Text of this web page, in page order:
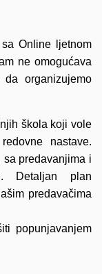
Online ljetnom
ne omogućava
organizujemo
škola koji vole
nastave.
sa predavanjima i
Detaljan plan
predavačima
popunjavanjem